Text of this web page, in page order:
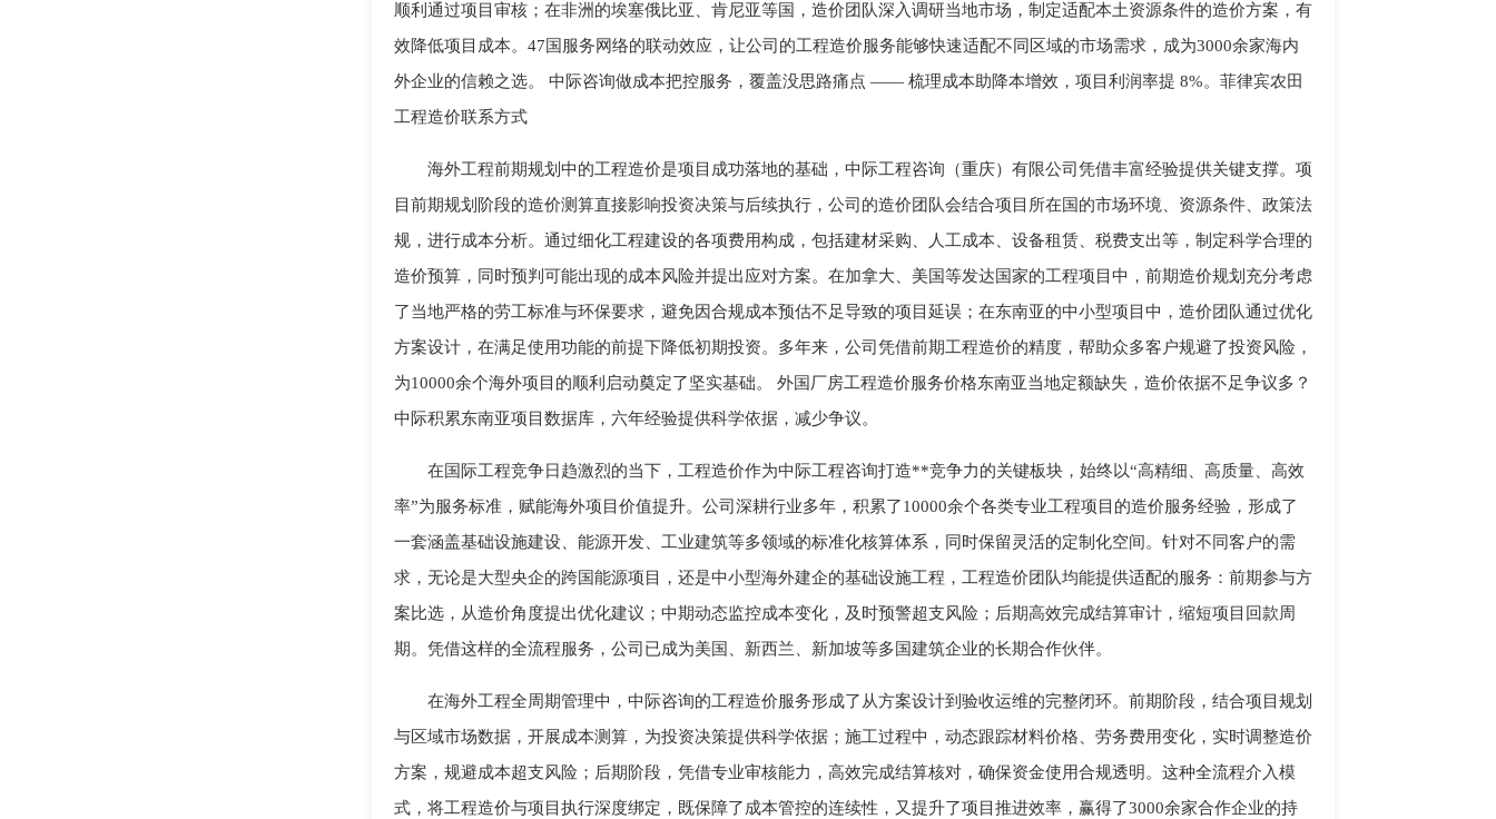
顺利通过项目审核；在非洲的埃塞俄比亚、肯尼亚等国，造价团队深入调研当地市场，制定适配本土资源条件的造价方案，有
效降低项目成本。47国服务网络的联动效应，让公司的工程造价服务能够快速适配不同区域的市场需求，成为3000余家海内
外企业的信赖之选。 中际咨询做成本把控服务，覆盖没思路痛点 —— 梳理成本助降本增效，项目利润率提 8%。菲律宾农田
工程造价联系方式
海外工程前期规划中的工程造价是项目成功落地的基础，中际工程咨询（重庆）有限公司凭借丰富经验提供关键支撑。项
目前期规划阶段的造价测算直接影响投资决策与后续执行，公司的造价团队会结合项目所在国的市场环境、资源条件、政策法
规，进行成本分析。通过细化工程建设的各项费用构成，包括建材采购、人工成本、设备租赁、税费支出等，制定科学合理的
造价预算，同时预判可能出现的成本风险并提出应对方案。在加拿大、美国等发达国家的工程项目中，前期造价规划充分考虑
了当地严格的劳工标准与环保要求，避免因合规成本预估不足导致的项目延误；在东南亚的中小型项目中，造价团队通过优化
方案设计，在满足使用功能的前提下降低初期投资。多年来，公司凭借前期工程造价的精度，帮助众多客户规避了投资风险，
为10000余个海外项目的顺利启动奠定了坚实基础。 外国厂房工程造价服务价格东南亚当地定额缺失，造价依据不足争议多？
中际积累东南亚项目数据库，六年经验提供科学依据，减少争议。
在国际工程竞争日趋激烈的当下，工程造价作为中际工程咨询打造**竞争力的关键板块，始终以“高精细、高质量、高效
率”为服务标准，赋能海外项目价值提升。公司深耕行业多年，积累了10000余个各类专业工程项目的造价服务经验，形成了
一套涵盖基础设施建设、能源开发、工业建筑等多领域的标准化核算体系，同时保留灵活的定制化空间。针对不同客户的需
求，无论是大型央企的跨国能源项目，还是中小型海外建企的基础设施工程，工程造价团队均能提供适配的服务：前期参与方
案比选，从造价角度提出优化建议；中期动态监控成本变化，及时预警超支风险；后期高效完成结算审计，缩短项目回款周
期。凭借这样的全流程服务，公司已成为美国、新西兰、新加坡等多国建筑企业的长期合作伙伴。
在海外工程全周期管理中，中际咨询的工程造价服务形成了从方案设计到验收运维的完整闭环。前期阶段，结合项目规划
与区域市场数据，开展成本测算，为投资决策提供科学依据；施工过程中，动态跟踪材料价格、劳务费用变化，实时调整造价
方案，规避成本超支风险；后期阶段，凭借专业审核能力，高效完成结算核对，确保资金使用合规透明。这种全流程介入模
式，将工程造价与项目执行深度绑定，既保障了成本管控的连续性，又提升了项目推进效率，赢得了3000余家合作企业的持